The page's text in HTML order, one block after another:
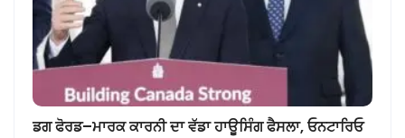
ਡਗ ਫੋਰਡ–ਮਾਰਕ ਕਾਰਨੀ ਦਾ ਵੱਡਾ ਹਾਊਸਿੰਗ ਫੈਸਲਾ, ਓਨਟਾਰਿਓ